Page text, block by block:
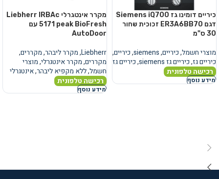
כיריים דומינו גז Siemens iQ700
דגם ER3A6BB70 זכוכית שחור
30 ס"מ
מוצרי חשמל,כיריים,
siemens
,כיריים,
כיריים גז,כיריים גז siemens ,כיריים גז
רכישה טלפונית
מידע נוסף
מקרר אינטגרלי Liebherr IRBAc
5171 peak BioFresh עם
AutoDoor
Liebherr
,מקרר ליבהר,מקררים,
מקררים,מקרר אינטגרלי,מוצרי
חשמל,ללא מקפיא ליבהר,אינטגרלי
רכישה טלפונית
מידע נוסף